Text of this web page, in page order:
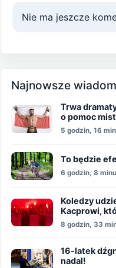
Nie ma jeszcze
Najnowsze
Trwa
o pomoc
5 godzin, 16
To będzie
6 godzin, 8
Koledzy
Kacprowi,
nożownika!
8 godzin, 33
16-latek
nadal!